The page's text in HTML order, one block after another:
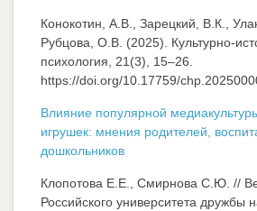
Конокотин, А.В., Зарецкий, В.К.,
Рубцова, О.В. (2025). Культурно-
психология, 21(3), 15–26.
https://doi.org/10.17759/
Влияние популярной
игрушек: мнения родителей,
дошкольников
Клопотова Е.Е., Смирнова С.Ю. //
Российского университета дружбы